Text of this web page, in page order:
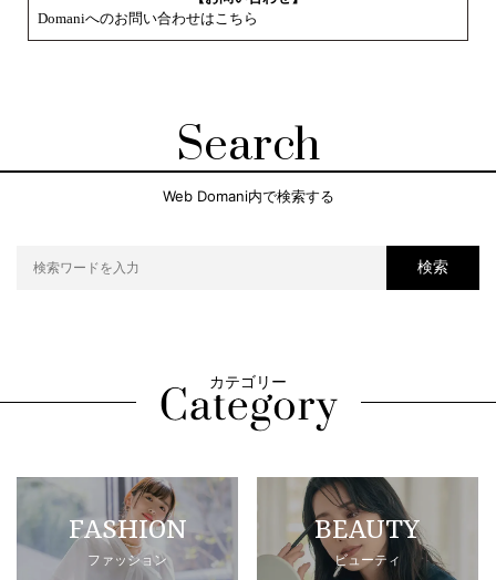
Domaniへのお問い合わせはこちら
Search
Web Domani内で検索する
検索
カテゴリー
FASHION
ファッション
BEAUTY
ビューティ